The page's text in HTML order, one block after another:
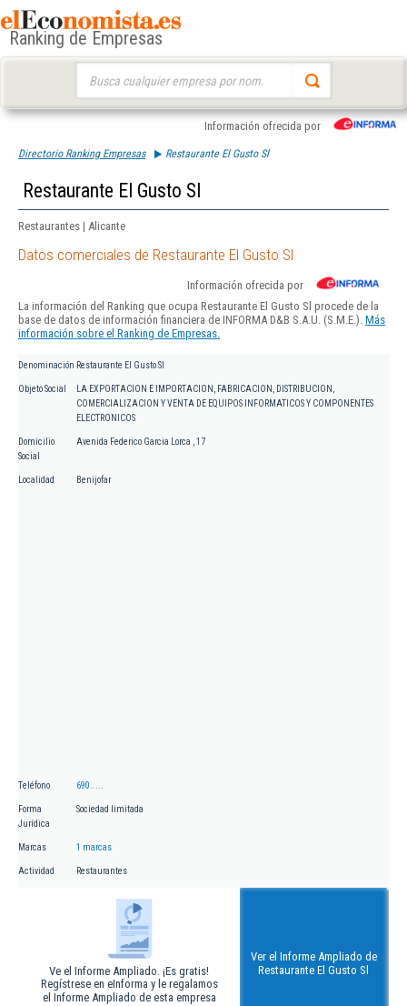
Ranking de Empresas
Información ofrecida por
Directorio Ranking Empresas Restaurante El Gusto Sl
Restaurante El Gusto Sl
Restaurantes | Alicante
Datos comerciales de Restaurante El Gusto Sl
Información ofrecida por
La información del Ranking que ocupa Restaurante El Gusto Sl procede de la
base de datos de información financiera de INFORMA D&B S.A.U. (S.M.E.). Más
información sobre el Ranking de Empresas.
Denominación Restaurante El Gusto Sl
Objeto Social
LA EXPORTACION E IMPORTACION, FABRICACION, DISTRIBUCION,
COMERCIALIZACION Y VENTA DE EQUIPOS INFORMATICOS Y COMPONENTES
ELECTRONICOS
Domicilio
Social
Avenida Federico Garcia Lorca , 17
Localidad Benijofar
Teléfono 690.....
Forma
Jurídica
Sociedad limitada
Marcas 1 marcas
Actividad Restaurantes
Ve el Informe Ampliado. ¡Es gratis!
Regístrese en eInforma y le regalamos
el Informe Ampliado de esta empresa
Ver el Informe Ampliado de
Restaurante El Gusto Sl